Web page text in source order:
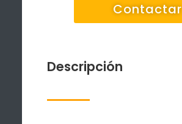
Contactar
Descripción